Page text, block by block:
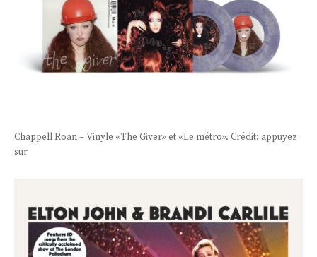
Chappell Roan – Vinyle «The Giver» et «Le métro». Crédit: appuyez
sur